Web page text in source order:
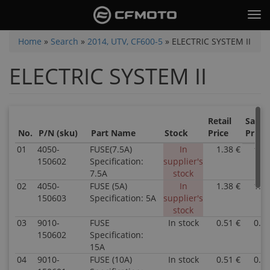
main
contentYou
here
Home » Search » 2014, UTV, CF600-5 » ELECTRIC SYSTEM II
ELECTRIC SYSTEM II
No. P/N (sku) Part Name Stock
Retail
Price
Sale
Price
01
4050-
150602
FUSE(7.5A)
Specification:
7.5A
In
supplier's
stock
1.38 €
02
4050-
150603
FUSE (5A)
Specification: 5A
In
supplier's
stock
1.38 €
03
9010-
150602
FUSE
Specification:
15A
In stock 0.51 €
04
9010-
FUSE (10A)
In stock 0.51 €